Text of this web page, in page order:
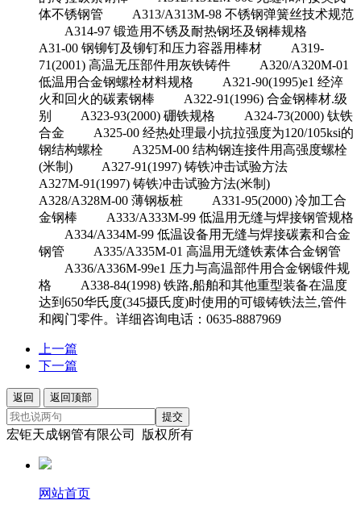
上一篇
下一篇
返回
返回顶部
提交
宏钜天成钢管有限公司 版权所有
网站首页